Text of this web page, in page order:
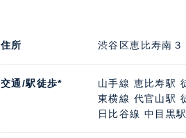
住所 渋谷区恵比寿南３
交通/駅徒歩*
山手線 恵比寿駅
東横線 代官山駅
日比谷線 中目黒